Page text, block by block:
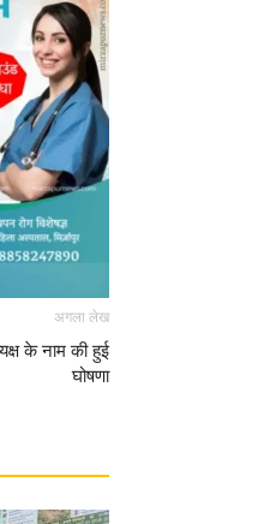
अगला लेख
के नाम की हुई
घोषणा